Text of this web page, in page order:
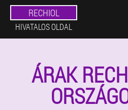
RECHIOL
HIVATALOS OLDAL
ÁRAK